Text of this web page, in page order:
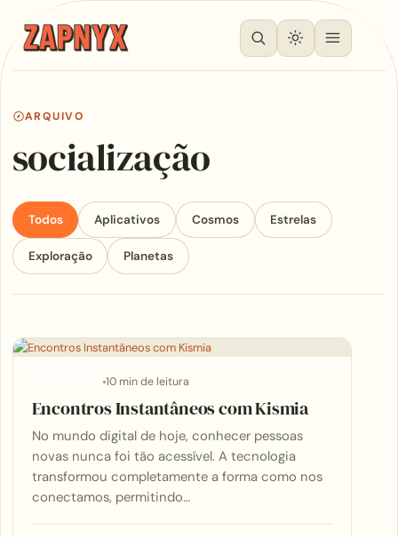
ARQUIVO
socialização
Todos Aplicativos Cosmos Estrelas
Exploração Planetas
Articles
10 min de leitura
Encontros Instantâneos com Kismia
No mundo digital de hoje, conhecer pessoas
novas nunca foi tão acessível. A tecnologia
transformou completamente a forma como nos
conectamos, permitindo…